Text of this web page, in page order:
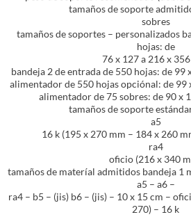
tamaños de soporte
sobres
tamaños de soportes – personalizados
hojas: de
76 x 127 a 216 x
bandeja 2 de entrada de 550 hojas: de 99
alimentador de 550 hojas opciónal: de 99
alimentador de 75 sobres: de 90 x
tamaños de soporte
a5
16 k (195 x 270 mm – 184 x 260
ra4
oficio (216 x 340
tamaños de materíal admitidos bandeja 1
a5 – a6 –
ra4 – b5 – (jis) b6 – (jis) – 10 x 15 cm –
270) – 16 k